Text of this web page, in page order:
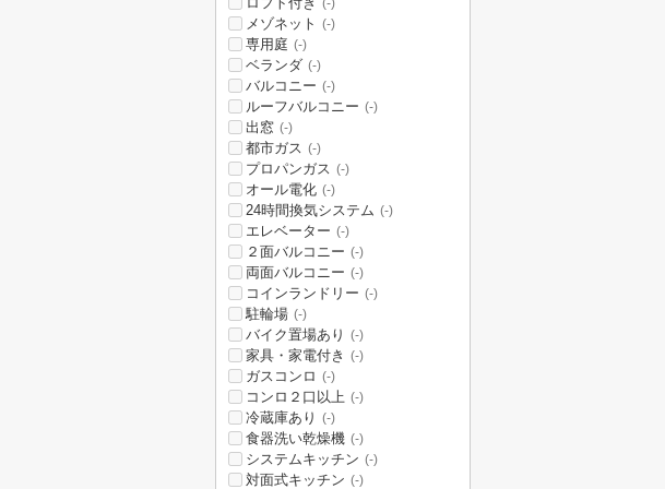
(-)
メゾネット (-)
専用庭 (-)
ベランダ (-)
バルコニー (-)
ルーフバルコニー (-)
出窓 (-)
都市ガス (-)
プロパンガス (-)
オール電化 (-)
24時間換気システム (-)
エレベーター (-)
２面バルコニー (-)
両面バルコニー (-)
コインランドリー (-)
駐輪場 (-)
バイク置場あり (-)
家具・家電付き (-)
ガスコンロ (-)
コンロ２口以上 (-)
冷蔵庫あり (-)
食器洗い乾燥機 (-)
システムキッチン (-)
対面式キッチン (-)